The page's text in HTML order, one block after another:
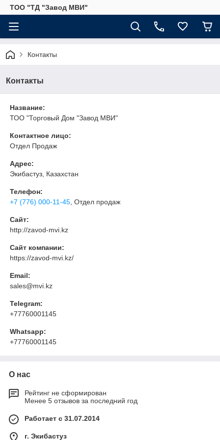
ТОО "ТД "Завод МВИ"
Контакты
Контакты
Название:
ТОО "Торговый Дом "Завод МВИ"
Контактное лицо:
Отдел Продаж
Адрес:
Экибастуз, Казахстан
Телефон:
+7 (776) 000-11-45 , Отдел продаж
Сайт:
http://zavod-mvi.kz
Сайт компании:
https://zavod-mvi.kz/
Email:
sales@mvi.kz
Telegram:
+77760001145
Whatsapp:
+77760001145
О нас
Рейтинг не сформирован
Менее 5 отзывов за последний год
Работает с 31.07.2014
г. Экибастуз